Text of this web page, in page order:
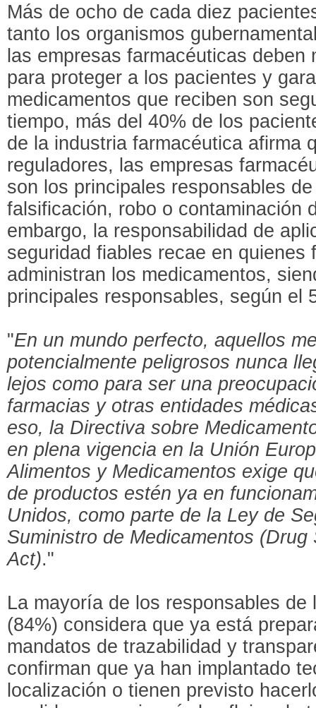
Más de ocho de cada diez
tanto los organismos
las empresas farmacéuticas deben
para proteger a los pacientes y
medicamentos que reciben son
tiempo, más del 40% de los
de la industria farmacéutica afirma
reguladores, las empresas
son los principales responsables
falsificación, robo o contaminación
embargo, la responsabilidad de
seguridad fiables recae en quienes
administran los medicamentos,
principales responsables, según el
"En un mundo perfecto, aquellos
potencialmente peligrosos nunca
lejos como para ser una
farmacias y otras entidades
eso, la Directiva sobre
en plena vigencia en la Unión
Alimentos y Medicamentos exige
de productos estén ya en
Unidos, como parte de la Ley de
Suministro de Medicamentos
Act)."
La mayoría de los responsables
(84%) considera que ya está
mandatos de trazabilidad y
confirman que ya han implantado
localización o tienen previsto